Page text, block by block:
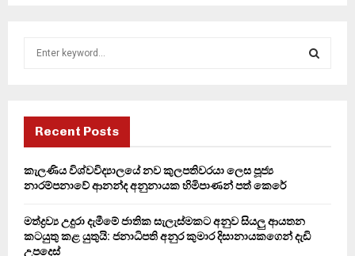
f
r
H
Recent Posts
කැලණිය විශ්වවිද්‍යාලයේ නව කුලපතිවරයා ලෙස පූජ්‍ය
නාරම්පනාවේ ආනන්ද අනුනායක හිමිපාණන් පත් කෙරේ
මත්ද්‍රව්‍ය උදුරා දැමීමේ ජාතික සැලැස්මකට අනුව සියලු ආයතන
කටයුතු කළ යුතුයි: ජනාධිපති අනුර කුමාර දිසානායකගෙන් දැඩි
උපදෙස්